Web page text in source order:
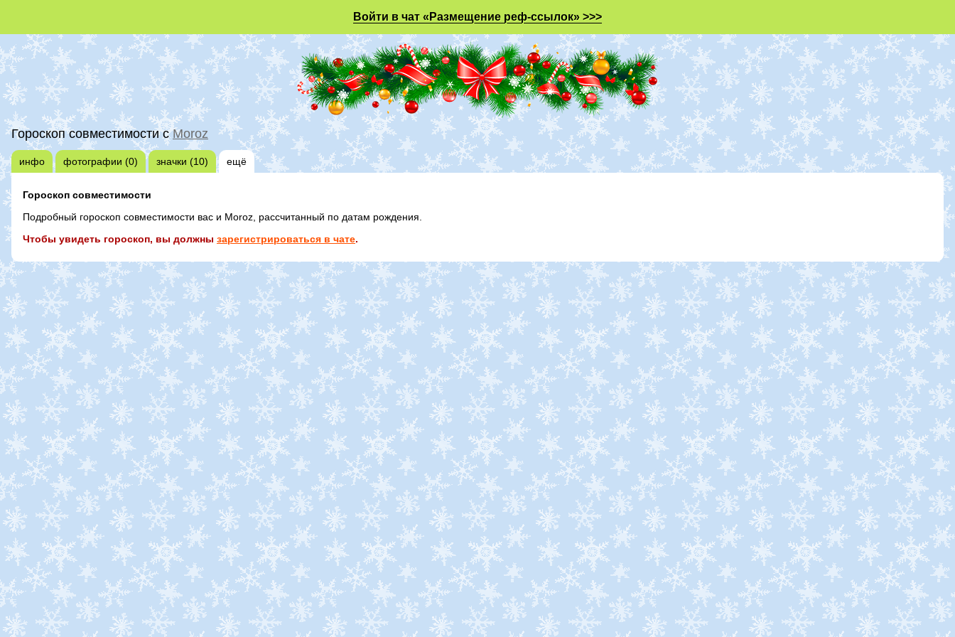
Войти в чат «Размещение реф-ссылок» >>>
Гороскоп совместимости сMoroz
инфо фотографии (0) значки (10) ещё
Гороскоп совместимости
Подробный гороскоп совместимости вас и Moroz, рассчитанный по датам рождения.
Чтобы увидеть гороскоп, вы должны зарегистрироваться в чате.